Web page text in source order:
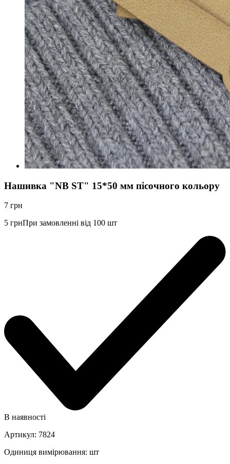
Нашивка "NB ST" 15*50 мм пісочного кольору
7 грн
5 грнПри замовленні від 100 шт
В наявності
Артикул: 7824
Одиниця вимірювання: шт